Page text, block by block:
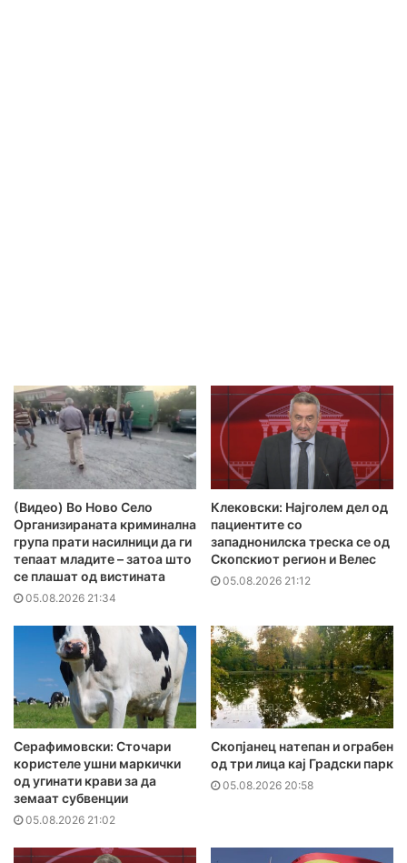
(Видео) Во Ново Село
Организираната криминална
група прати насилници да ги
тепаат младите – затоа што
се плашат од вистината
05.08.2026 21:34
Клековски: Најголем дел од
пациентите сo
западнонилска треска се од
Скопскиот регион и Велес
05.08.2026 21:12
Серафимовски: Сточари
користеле ушни маркички
од угинати крави за да
земаат субвенции
05.08.2026 21:02
Скопјанец натепан и ограбен
од три лица кај Градски парк
05.08.2026 20:58